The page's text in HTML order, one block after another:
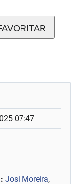
07:47
Josi Moreira,